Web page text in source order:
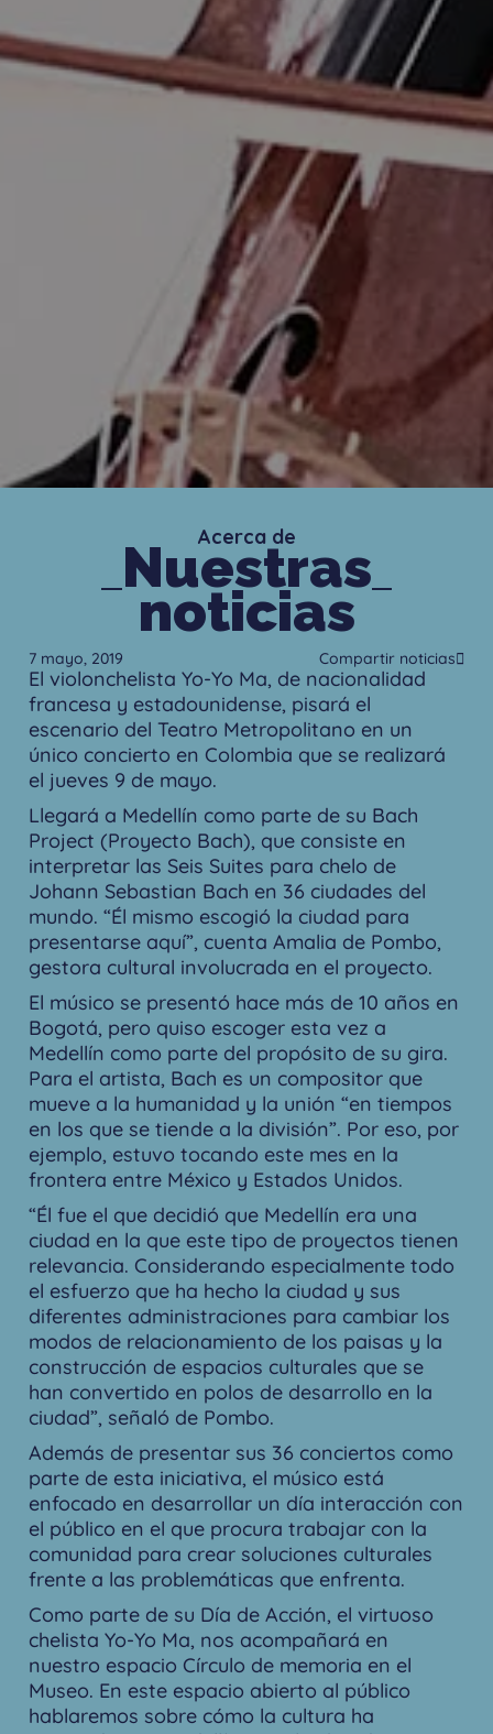
Acerca de
Nuestras
noticias
7 mayo, 2019 Compartir noticias
El violonchelista Yo-Yo Ma, de nacionalidad
francesa y estadounidense, pisará el
escenario del Teatro Metropolitano en un
único concierto en Colombia que se realizará
el jueves 9 de mayo.
Llegará a Medellín como parte de su Bach
Project (Proyecto Bach), que consiste en
interpretar las Seis Suites para chelo de
Johann Sebastian Bach en 36 ciudades del
mundo. “Él mismo escogió la ciudad para
presentarse aquí”, cuenta Amalia de Pombo,
gestora cultural involucrada en el proyecto.
El músico se presentó hace más de 10 años en
Bogotá, pero quiso escoger esta vez a
Medellín como parte del propósito de su gira.
Para el artista, Bach es un compositor que
mueve a la humanidad y la unión “en tiempos
en los que se tiende a la división”. Por eso, por
ejemplo, estuvo tocando este mes en la
frontera entre México y Estados Unidos.
“Él fue el que decidió que Medellín era una
ciudad en la que este tipo de proyectos tienen
relevancia. Considerando especialmente todo
el esfuerzo que ha hecho la ciudad y sus
diferentes administraciones para cambiar los
modos de relacionamiento de los paisas y la
construcción de espacios culturales que se
han convertido en polos de desarrollo en la
ciudad”, señaló de Pombo.
Además de presentar sus 36 conciertos como
parte de esta iniciativa, el músico está
enfocado en desarrollar un día interacción con
el público en el que procura trabajar con la
comunidad para crear soluciones culturales
frente a las problemáticas que enfrenta.
Como parte de su Día de Acción, el virtuoso
chelista Yo-Yo Ma, nos acompañará en
nuestro espacio Círculo de memoria en el
Museo. En este espacio abierto al público
hablaremos sobre cómo la cultura ha